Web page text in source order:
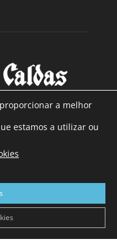
mais de 90 anos de
de 40.000 leitores por
em Portugal
online.
a melhor
estamos a utilizar ou